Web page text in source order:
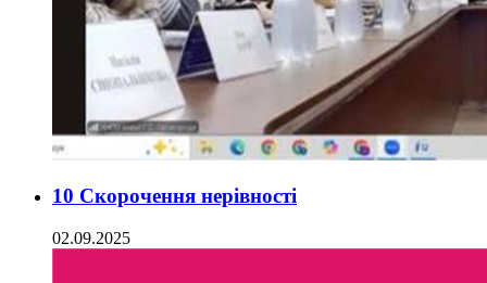
10 Скорочення нерівності
02.09.2025